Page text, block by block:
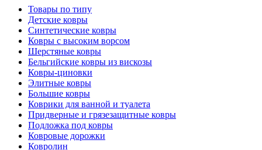
000
₽
до
45
000
₽
от
45
000
₽
до
200
000
Товары по типу
Детские ковры
Синтетические ковры
Ковры с высоким ворсом
Шерстяные ковры
Бельгийские ковры из вискозы
Ковры-циновки
Элитные ковры
Большие ковры
Коврики для ванной и туалета
Придверные и грязезащитные ковры
Подложка под ковры
Ковровые дорожки
Ковролин